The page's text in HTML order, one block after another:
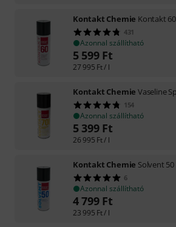
Kontakt Chemie Kontakt 60
431
Azonnal szállítható
5 599 Ft
27 995 Ft/ l
Kontakt Chemie Vaseline
154
Azonnal szállítható
5 399 Ft
26 995 Ft/ l
Kontakt Chemie Solvent 50
6
Azonnal szállítható
4 799 Ft
23 995 Ft/ l